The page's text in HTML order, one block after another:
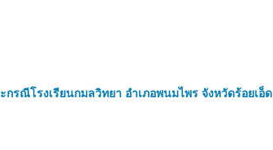
รณีโรงเรียนกมลวิทยา อำเภอพนมไพร จังหวัดร้อยเอ็ด